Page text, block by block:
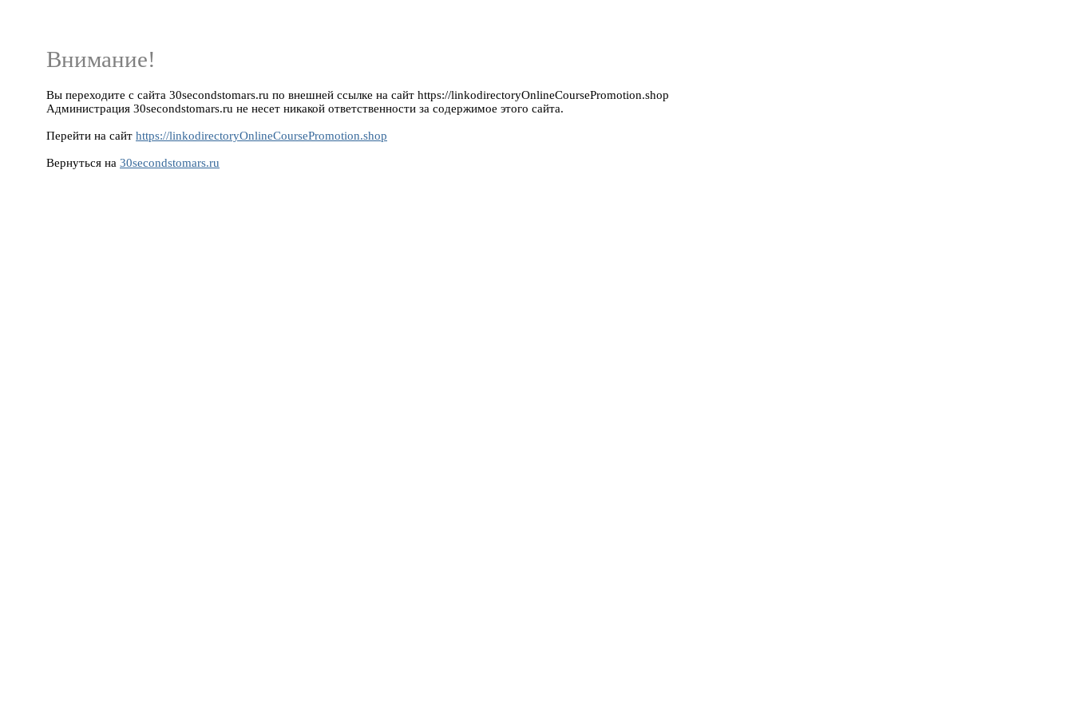
Внимание!
Вы переходите с сайта 30secondstomars.ru по внешней ссылке на сайт https://linkodirectoryOnlineCoursePromotion.shop
Администрация 30secondstomars.ru не несет никакой ответственности за содержимое этого сайта.
Перейти на сайт https://linkodirectoryOnlineCoursePromotion.shop
Вернуться на 30secondstomars.ru